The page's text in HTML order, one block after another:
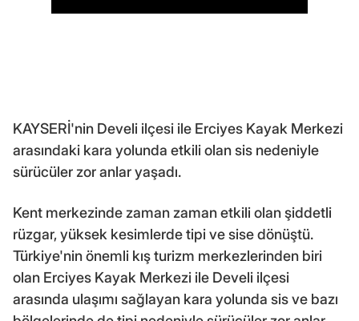
KAYSERİ'nin Develi ilçesi ile Erciyes Kayak Merkezi
arasındaki kara yolunda etkili olan sis nedeniyle
sürücüler zor anlar yaşadı.
Kent merkezinde zaman zaman etkili olan şiddetli
rüzgar, yüksek kesimlerde tipi ve sise dönüştü.
Türkiye'nin önemli kış turizm merkezlerinden biri
olan Erciyes Kayak Merkezi ile Develi ilçesi
arasında ulaşımı sağlayan kara yolunda sis ve bazı